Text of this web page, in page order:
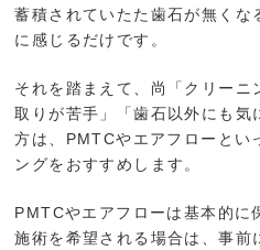
蓄積されていたた歯石が無くな
に感じるだけです。
それを踏まえて、尚「クリーニ
取りが苦手」「歯石以外にも気
方は、PMTCやエアフローとい
ングをおすすめします。
PMTCやエアフローは基本的に
施術を希望される場合は、事前